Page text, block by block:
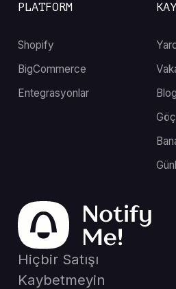
Göç
PLATFORM
Shopify
BigCommerce
Entegrasyonlar
Hiçbir Satışı
Kaybetmeyin